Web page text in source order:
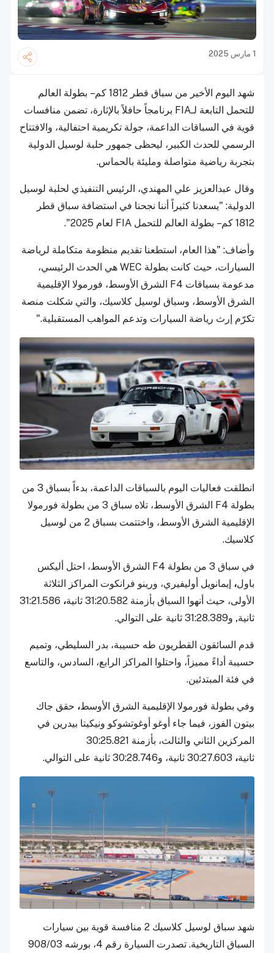
1 مارس 2025
شهد اليوم الأخير من سباق قطر 1812 كم – بطولة العالم
للتحمل التابعة لـFIA برنامجاً حافلاً بالإثارة، تضمن منافسات
قوية في السباقات الداعمة، جولة تكريمية احتفالية، والافتتاح
الرسمي للحدث الكبير، ليحظى جمهور حلبة لوسيل الدولية
بتجربة رياضية متواصلة ومليئة بالحماس.
وقال عبدالعزيز علي المهندي، الرئيس التنفيذي لحلبة لوسيل
الدولية: "يسعدنا كثيراً أننا نجحنا في استضافة سباق قطر
1812 كم – بطولة العالم للتحمل FIA لعام 2025".
وأضاف: "هذا العام، استطعنا تقديم منظومة متكاملة لرياضة
السيارات، حيث كانت بطولة WEC هي الحدث الرئيسي،
مدعومة بسباقات F4 الشرق الأوسط، فورمولا الإقليمية
الشرق الأوسط، وسباق لوسيل كلاسيك، والتي شكلت منصة
تكرّم إرث رياضة السيارات وتدعم المواهب المستقبلية."
انطلقت فعاليات اليوم بالسباقات الداعمة، بدءاً بسباق 3 من
بطولة F4 الشرق الأوسط، تلاه سباق 3 من بطولة فورمولا
الإقليمية الشرق الأوسط، واختتمت بسباق 2 من لوسيل
كلاسيك.
في سباق 3 من بطولة F4 الشرق الأوسط، احتل أليكس
باول، إيمانويل أوليفيري، ورينو فرانكوت المراكز الثلاثة
الأولى، حيث أنهوا السباق بأزمنة 31:20.582 ثانية
، 31:21.586
ثانية, و31:28.389 ثانية على التوالي.
قدم السائقون القطريون طه حسيبة، بدر السليطي، وتميم
حسيبة أداءً مميزاً، واحتلوا المراكز الرابع، السادس، والتاسع
في فئة المبتدئين.
وفي بطولة فورمولا الإقليمية الشرق الأوسط، حقق جاك
بيتون الفوز، فيما جاء أوغو أوغوتشوكو ونيكيتا بيدرين في
المركزين الثاني والثالث، بأزمنة 30:25.821
ثانية، 30:27.603 ثانية، و30:28.746 ثانية على التوالي.
شهد سباق لوسيل كلاسيك 2 منافسة قوية بين سيارات
السباق التاريخية. تصدرت السيارة رقم 4، بورشه 908/03